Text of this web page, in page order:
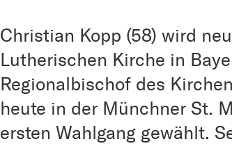
Christian Kopp (58) wird
Lutherischen Kirche in
Regionalbischof des
heute in der Münchner St.
ersten Wahlgang gewählt.